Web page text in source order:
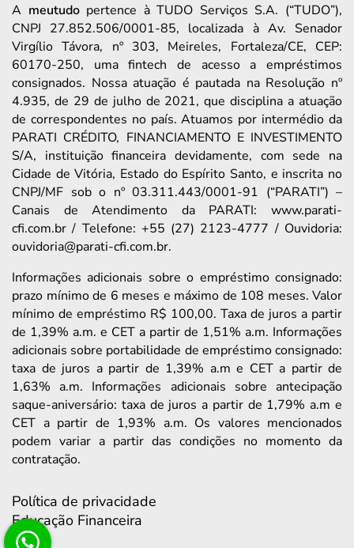
A meutudopertence à TUDO Serviços S.A. (“TUDO”),
CNPJ 27.852.506/0001-85, localizada à Av. Senador
Virgílio Távora, nº 303, Meireles, Fortaleza/CE, CEP:
60170-250, uma fintech de acesso a empréstimos
consignados. Nossa atuação é pautada na Resolução nº
4.935, de 29 de julho de 2021, que disciplina a atuação
de correspondentes no país. Atuamos por intermédio da
PARATI CRÉDITO, FINANCIAMENTO E INVESTIMENTO
S/A, instituição financeira devidamente, com sede na
Cidade de Vitória, Estado do Espírito Santo, e inscrita no
CNPJ/MF sob o nº 03.311.443/0001-91 (“PARATI”) –
Canais de Atendimento da PARATI: www.parati-
cfi.com.br / Telefone: +55 (27) 2123-4777 / Ouvidoria:
ouvidoria@parati-cfi.com.br.
Informações adicionais sobre o empréstimo consignado:
prazo mínimo de 6 meses e máximo de 108 meses. Valor
mínimo de empréstimo R$ 100,00. Taxa de juros a partir
de 1,39% a.m. e CET a partir de 1,51% a.m. Informações
adicionais sobre portabilidade de empréstimo consignado:
taxa de juros a partir de 1,39% a.m e CET a partir de
1,63% a.m. Informações adicionais sobre antecipação
saque-aniversário: taxa de juros a partir de 1,79% a.m e
CET a partir de 1,93% a.m. Os valores mencionados
podem variar a partir das condições no momento da
contratação.
Política de privacidade
Educação Financeira